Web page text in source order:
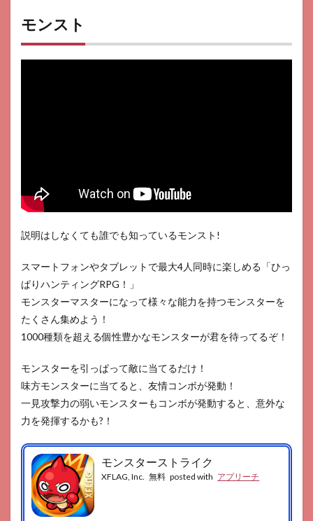
2
オリ
けし
ケ
4
ペッ
クス
レジ
ェン
ズモ
ル
5
聖
ECHOES
of
MANA
デッ
ドバ
イデ
イラ
イ
ト・
モンスト
説明はしなくても誰でも知っているモンスト!
スマートフォンやタブレットで最大4人同時に楽しめる「ひっ
ぱりハンティングRPG！」
モンスターマスターになって様々な能力を持つモンスターを
たくさん集めよう！
1000種類を超える個性豊かなモンスターが君を待ってるぞ！
モンスターを引っぱって敵に当てるだけ！
味方モンスターに当てると、友情コンボが発動！
一見攻撃力の弱いモンスターもコンボが発動すると、意外な
力を発揮するかも?！
モンスターストライク
XFLAG, Inc. 無料 posted with アプリーチ